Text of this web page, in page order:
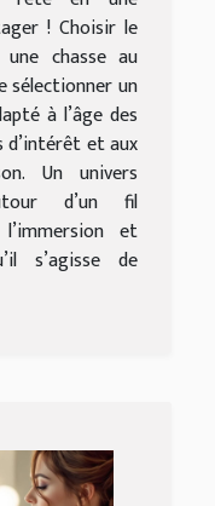
! Choisir le
chasse au
sélectionner un
à l’âge des
d’intérêt et aux
Un univers
d’un fil
et
s’agisse de